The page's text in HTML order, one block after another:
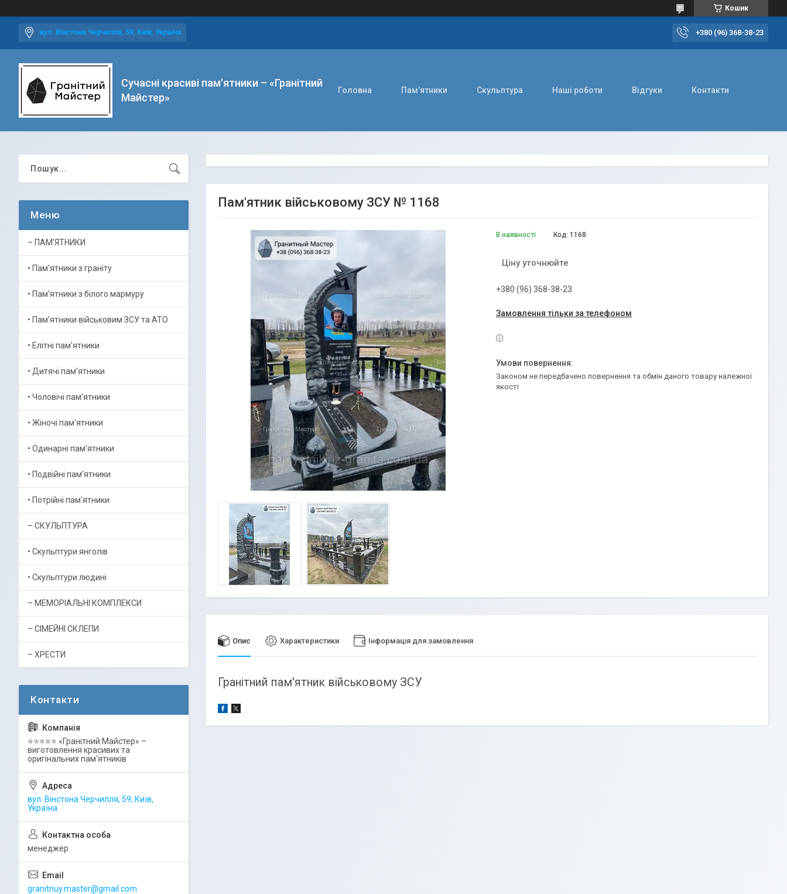
Кошик
вул. Вінстона Черчилля, 59, Київ, Україна +380 (96) 368-38-23
Сучасні красиві пам'ятники – «Гранітний
Майстер»
Головна Пам'ятники Скульптура Наші роботи Відгуки Контакти
Пам'ятник військовому ЗСУ № 1168
В наявності Код: 1168
Ціну уточнюйте
+380 (96) 368-38-23
Замовлення тільки за телефоном
Законом не передбачено повернення та обмін даного товару належної
якості
Опис Характеристики Інформація для замовлення
Гранітний пам'ятник військовому ЗСУ
– ПАМ'ЯТНИКИ
• Пам'ятники з граніту
• Пам'ятники з білого мармуру
• Пам'ятники військовим ЗСУ та АТО
• Елітні пам'ятники
• Дитячі пам'ятники
• Чоловічі пам'ятники
• Жіночі пам'ятники
• Одинарні пам'ятники
• Подвійні пам'ятники
• Потрійні пам'ятники
– СКУЛЬПТУРА
• Скульптури янголів
• Скульптури людині
– МЕМОРІАЛЬНІ КОМПЛЕКСИ
– СІМЕЙНІ СКЛЕПИ
– ХРЕСТИ
⭐⭐⭐⭐⭐ «Гранітний Майстер» –
виготовлення красивих та
оригінальних пам'ятників
вул. Вінстона Черчилля, 59, Київ,
Україна
менеджер
granitnuy.master@gmail.com